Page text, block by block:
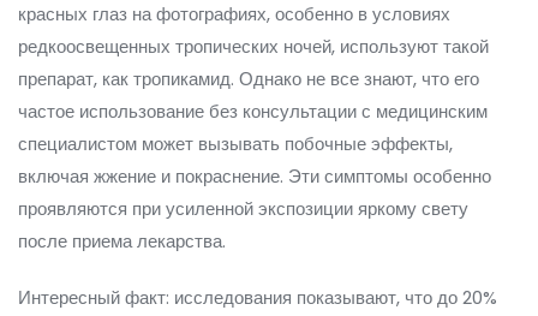
красных глаз на фотографиях, особенно в условиях
редкоосвещенных тропических ночей, используют такой
препарат, как тропикамид. Однако не все знают, что его
частое использование без консультации с медицинским
специалистом может вызывать побочные эффекты,
включая жжение и покраснение. Эти симптомы особенно
проявляются при усиленной экспозиции яркому свету
после приема лекарства.
Интересный факт: исследования показывают, что до 20%